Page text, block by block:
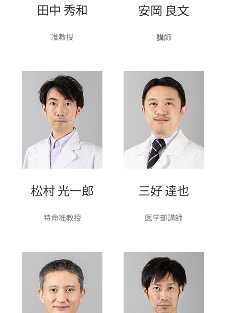
田中 秀和
准教授
安岡 良文
講師
松村 光一郎
特命准教授
三好 達也
医学部講師